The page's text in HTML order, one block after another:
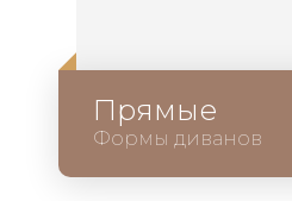
Прямые
Формы диванов